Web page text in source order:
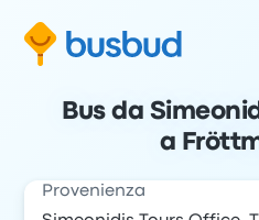
Bus da
a
Provenienza